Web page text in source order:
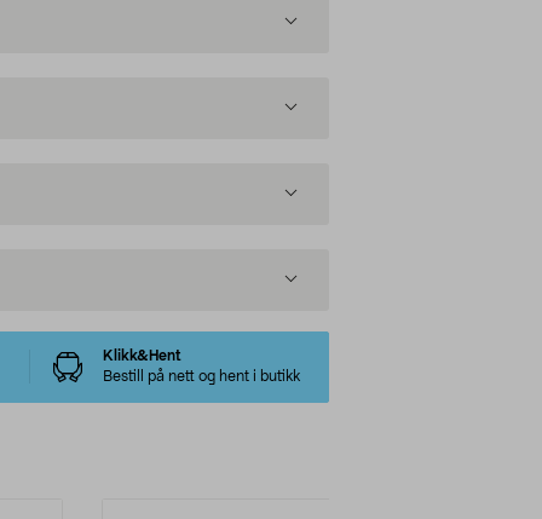
Klikk&Hent
Bestill på nett og hent i butikk